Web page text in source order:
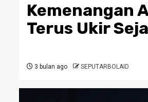
Kemenangan
Terus Ukir
3 bulan ago SEPUTARBOLAID